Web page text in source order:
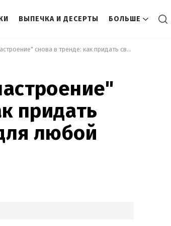
ВЫПЕЧКА И ДЕСЕРТЫ БОЛЬШЕ
Салат "Весеннее настроение" снова в тренде: как придать свежих оттенков для любой трапезы
придать
любой